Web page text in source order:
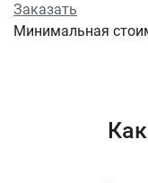
Заказать
Минимальная